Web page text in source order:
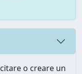
o creare un